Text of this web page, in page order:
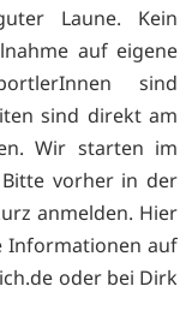
Laune. Kein
auf eigene
sind
sind direkt am
Wir starten im
Bitte vorher in der
anmelden. Hier
Informationen auf
oder bei Dirk